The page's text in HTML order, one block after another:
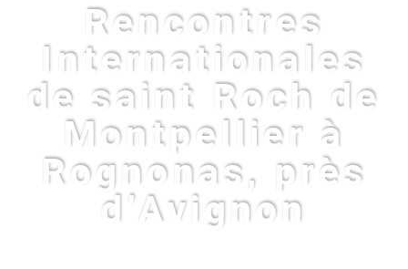
Rencontres
Internationales
de saint Roch de
Montpellier à
Rognonas, près
d’Avignon